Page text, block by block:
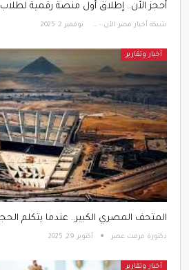
أحجز الأن.. إطلاق أول منصة رقمية
شبكة أخبار مصر الأن - Egypt News Network Now نوفمبر 2, 2025
أخبار وتقارير
المتحف المصري الكبير.. عندما يتكلم
دكتورة مرفت عصر أكتوبر 29, 2025
أخبار وتقارير